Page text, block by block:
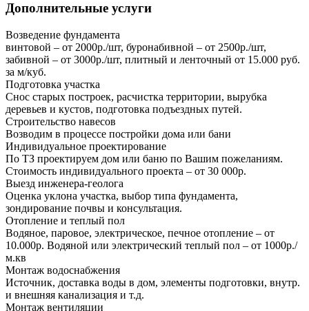
Дополнительные услуги
Возведение фундамента
винтовой – от 2000р./шт, буронабивной – от 2500р./шт,
забивной – от 3000р./шт, плитный и ленточный от 15.000 руб.
за м/куб.
Подготовка участка
Снос старых построек, расчистка территории, вырубка
деревьев и кустов, подготовка подъездных путей.
Строительство навесов
Возводим в процессе постройки дома или бани
Индивидуальное проектирование
По ТЗ проектируем дом или баню по Вашим пожеланиям.
Стоимость индивидуального проекта – от 30 000р.
Выезд инженера-геолога
Оценка уклона участка, выбор типа фундамента,
зондирование почвы и консультация.
Отопление и теплый пол
Водяное, паровое, электрическое, печное отопление – от
10.000р. Водяной или электрический теплый пол – от 1000р./
м.кв
Монтаж водоснабжения
Источник, доставка воды в дом, элементы подготовки, внутр.
и внешняя канализация и т.д.
Монтаж вентиляции